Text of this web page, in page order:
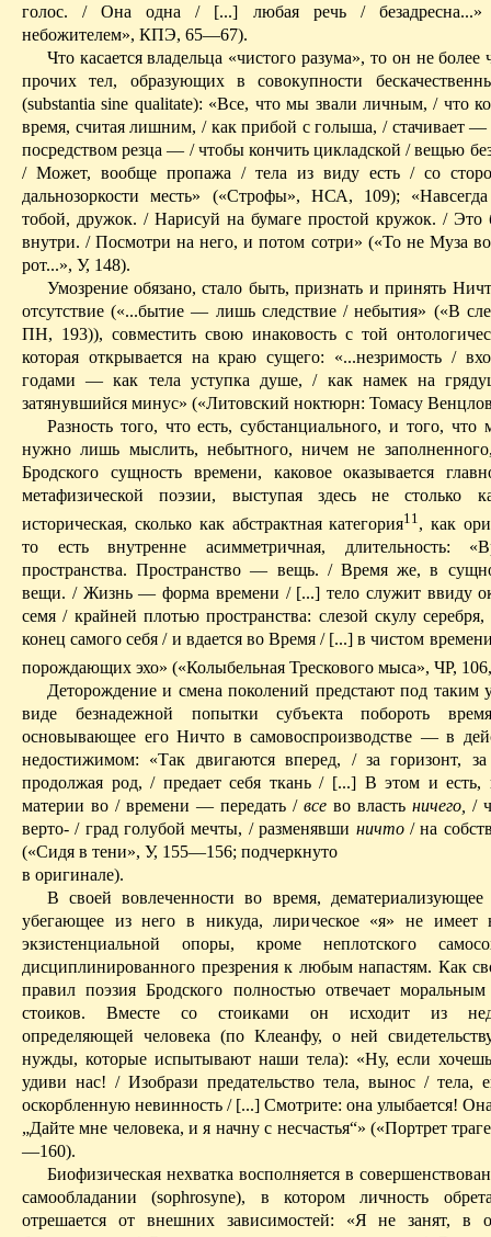
голос. / Она одна / [...] любая речь / безадресна...»
небожителем», КПЭ, 65—67).
Что касается владельца «чистого разума», то он не более
прочих тел, образующих в совокупности
(substantia sine qualitate): «Все, что мы звали личным, / что
время, считая лишним, / как прибой с голыша, / стачивает —
посредством резца — / чтобы кончить цикладской / вещью
/ Может, вообще пропажа / тела из виду есть / со
дальнозоркости месть» («Строфы», НСА, 109); «Навсегда
тобой, дружок. / Нарисуй на бумаге простой кружок. / Это
внутри. / Посмотри на него, и потом сотри» («То не Муза
рот...», У, 148).
Умозрение обязано, стало быть, признать и принять
отсутствие («...бытие — лишь следствие / небытия» («В
ПН, 193)), совместить свою инаковость с той
которая открывается на краю сущего: «...незримость /
годами — как тела уступка душе, / как намек на
затянувшийся минус» («Литовский ноктюрн: Томасу
Разность того, что есть, субстанциального, и того,
нужно лишь мыслить, небытного, ничем не
Бродского сущность времени, каковое оказывается
метафизической поэзии, выступая здесь не столько
историческая, сколько как абстрактная категория11 , как
то есть внутренне асимметричная, длительность:
пространства. Пространство — вещь. / Время же, в
вещи. / Жизнь — форма времени / [...] тело служит ввиду
семя / крайней плотью пространства: слезой скулу серебря,
конец самого себя / и вдается во Время / [...] в чистом
порождающих эхо» («Колыбельная Трескового мыса», ЧP,
Деторождение и смена поколений предстают под таким
виде безна­дежной попытки субъекта побороть
основывающее его Ничто всамовоспроизводстве — в
недостижимом: «Так двигаются вперед, / за горизонт,
продолжая род, / предает себя ткань / [...] В этом и есть,
материи во / времени — передать / все во власть ничего, /
верто- / град голубой мечты, / разменявши ничто / на
(«Сидя в тени», У, 155—156; подчеркнуто
в оригинале).
В своей вовлеченности во время, дематериализующее
убегающее из него в никуда, лирическое «я» не имеет
экзистенциальной опоры, кроме неплотского
дисциплинированного презрения к любым напастям. Как
правил поэзия Бродского полностью отвечает моральным
стоиков. Вместе со стоиками он исходит из
определяющей человека (по Клеанфу, о ней
нужды, которые испытывают наши тела): «Ну, если
удиви нас! / Изобрази предательство тела, вынос / тела,
оскорбленную невинность / [...] Смотрите: она улыбается!
„Дайте мне человека, и я начну с несчастья“» («Портрет
—160).
Биофизическая нехватка восполняется в
самообла­дании (sophrosyne), в котором личность
отрешается от внешних зависимостей: «Я не занят, в